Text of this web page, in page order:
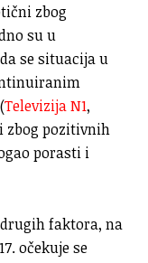
zbog
su u
se situacija u
Televizija N1,
zbog pozitivnih
porasti i
faktora, na
očekuje se